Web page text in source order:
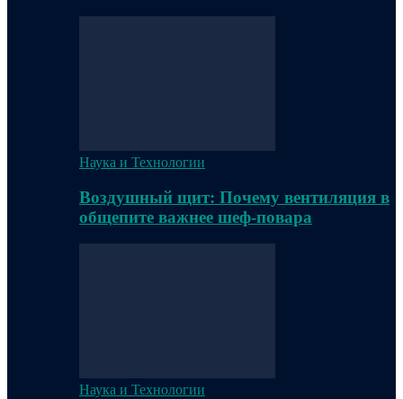
Наука и Технологии
Воздушный щит: Почему вентиляция в
общепите важнее шеф-повара
Наука и Технологии